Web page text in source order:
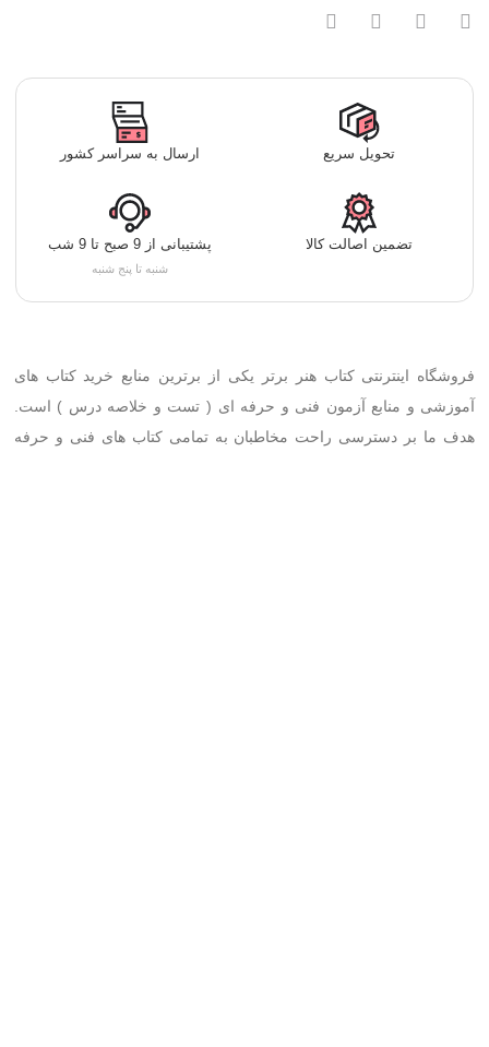
تحویل سریع ارسال به سراسر کشور
تضمین اصالت کالا پشتیبانی از 9 صبح تا 9 شب
شنبه تا پنج شنبه
فروشگاه اینترنتی کتاب هنر برتر یکی از برترین منابع خرید کتاب های
آموزشی و منابع آزمون فنی و حرفه ای ( تست و خلاصه درس ) است.
هدف ما بر دسترسی راحت مخاطبان به تمامی کتاب های فنی و حرفه